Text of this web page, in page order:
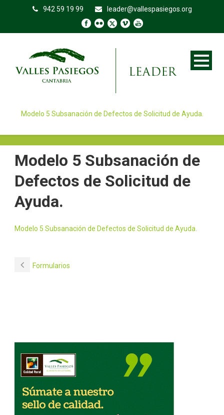
942 59 19 99 leader@vallespasiegos.org
Modelo 5 Subsanación de Defectos de Solicitud de Ayuda.
Modelo 5 Subsanación de
Defectos de Solicitud de
Ayuda.
Modelo 5 Subsanación de Defectos de Solicitud de Ayuda.
Formularios